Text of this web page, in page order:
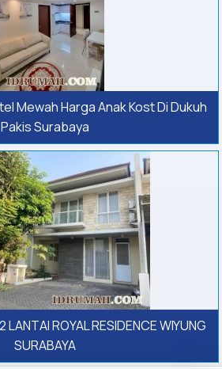
Mewah Harga Anak Kost Di Dukuh
Pakis Surabaya
LANTAI ROYAL RESIDENCE WIYUNG
SURABAYA